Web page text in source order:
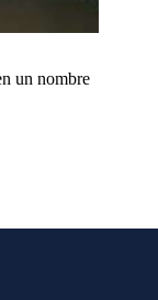
un nombre